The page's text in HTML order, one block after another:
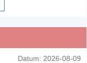
Datum: 2026-08-09